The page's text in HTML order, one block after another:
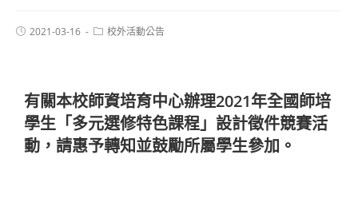
2021-03-16 校外活動公告
有關本校師資培育中心辦理2021年全國師培
學生「多元選修特色課程」設計徵件競賽活
動，請惠予轉知並鼓勵所屬學生參加。